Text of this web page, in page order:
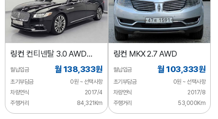
링컨 컨티넨탈 3.0 AWD
리저브
월납입금 월 138,333원
초기부담금
0원 ~ 선택사항
차량연식
2017/4
주행거리
84,321Km
링컨 MKX 2.7 AWD
월납입금 월 103,333원
초기부담금
0원 ~ 선택사항
차량연식
2017/8
주행거리
53,000Km